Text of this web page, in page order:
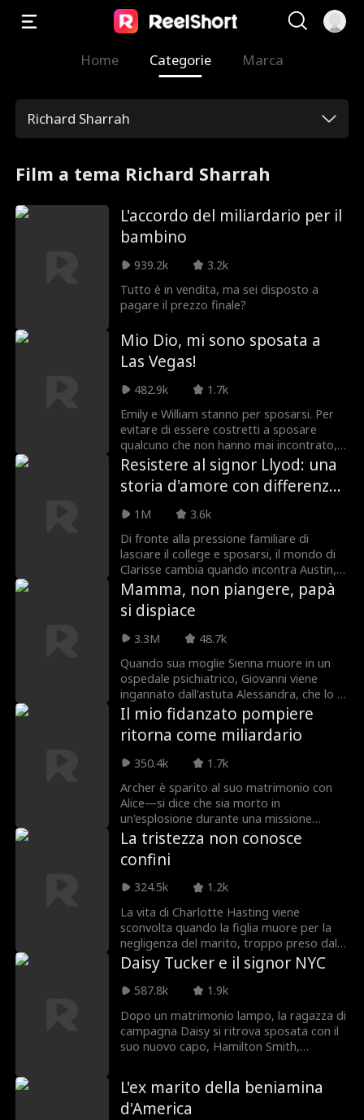
Home Categorie Marca
Richard Sharrah
Film a tema Richard Sharrah
L'accordo del miliardario per il
bambino
939.2k
3.2k
Tutto è in vendita, ma sei disposto a
pagare il prezzo finale?
Mio Dio, mi sono sposata a
Las Vegas!
482.9k
1.7k
Emily e William stanno per sposarsi. Per
evitare di essere costretti a sposare
qualcuno che non hanno mai incontrato,
si ubriacano e sposano la prima persona
che incontrano. L'un l'altro!
Resistere al signor Llyod: una
storia d'amore con differenza
d'età
1M
3.6k
Di fronte alla pressione familiare di
lasciare il college e sposarsi, il mondo di
Clarisse cambia quando incontra Austin, il
CEO di Lloyd Group, dopo aver aiutato
sua nonna vittima di una truffa. Venuto a
conoscenza delle sue difficoltà
economiche, le offre denaro in cambio di
un matrimonio fittizio per esaudire il
desiderio della nonna. Formano
un'alleanza inaspettata, mentre Austin
mantiene segreta la sua vera identità.
Mamma, non piangere, papà
si dispiace
3.3M
48.7k
Quando sua moglie Sienna muore in un
ospedale psichiatrico, Giovanni viene
ingannato dall'astuta Alessandra, che lo fa
portare a casa la figlia sbagliata. Lui non
sa che sua moglie è ancora viva: è rinata
nel suo alter ego spietato, Scarletta, ed è
determinata a rivelare le trame traditorie
di Alessandra e a vendicarsi in nome della
loro figlia.
Il mio fidanzato pompiere
ritorna come miliardario
350.4k
1.7k
Archer è sparito al suo matrimonio con
Alice—si dice che sia morto in
un'esplosione durante una missione
antincendio. I genitori avidi di Alice
cercano di farla sposare con un
pretendente viscido, Philip. Al nuovo
matrimonio, Alice finalmente rivede suo
marito—ma ora è fidanzato con un'altra.
La tristezza non conosce
confini
324.5k
1.2k
La vita di Charlotte Hasting viene
sconvolta quando la figlia muore per la
negligenza del marito, troppo preso dal
favoritismo verso una giovane
dipendente. Come se non bastasse, lui
non le crede e, convinto che lei gli
vita in un incubo.
Daisy Tucker e il signor NYC
587.8k
1.9k
Dopo un matrimonio lampo, la ragazza di
campagna Daisy si ritrova sposata con il
suo nuovo capo, Hamilton Smith,
incomprensioni e trame della perfida
vicepresidente di Hamilton, Bianca,
minacciano di distruggere la loro
L'ex marito della beniamina
d'America